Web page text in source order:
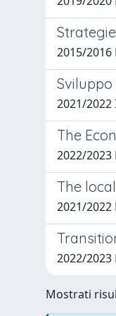
2015/2016
2021/
The
2022/2023
The
2021/2022
2022/2023
Mostrati